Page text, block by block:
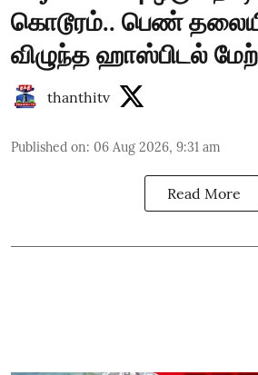
கொடூரம்.. பெண்
விழுந்த ஹாஸ்பிடல்
thanthitv
Published on: 06 Aug 2026, 9:31 am
Read More